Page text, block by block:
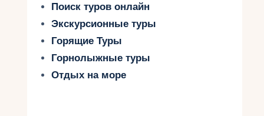
Поиск туров онлайн
Экскурсионные туры
Горящие Туры
Горнолыжные туры
Отдых на море